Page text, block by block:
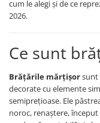
LĂNȚIȘOARE ARGINT
Lănțișoare cu Cruce
Lănțișoare cu Stea
Lănțișoare cu Soare
Lănțișoare cu
Lănțișoare cu Zodii
cum le alegi și de ce
2026.
Ce sunt
Brățările mărțișorsunt
decorate cu elemente
semiprețioase. Ele
noroc, renaștere,